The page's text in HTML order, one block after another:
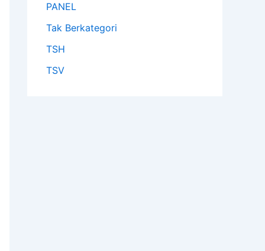
PANEL
Tak Berkategori
TSH
TSV